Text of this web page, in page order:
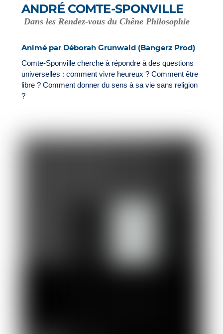
ANDRÉ COMTE-SPONVILLE
Dans les Rendez-vous du Chêne Philosophie
Animé par Déborah Grunwald (Bangerz Prod)
Comte-Sponville cherche à répondre à des questions
universelles : comment vivre heureux ? Comment être
libre ? Comment donner du sens à sa vie sans religion
?